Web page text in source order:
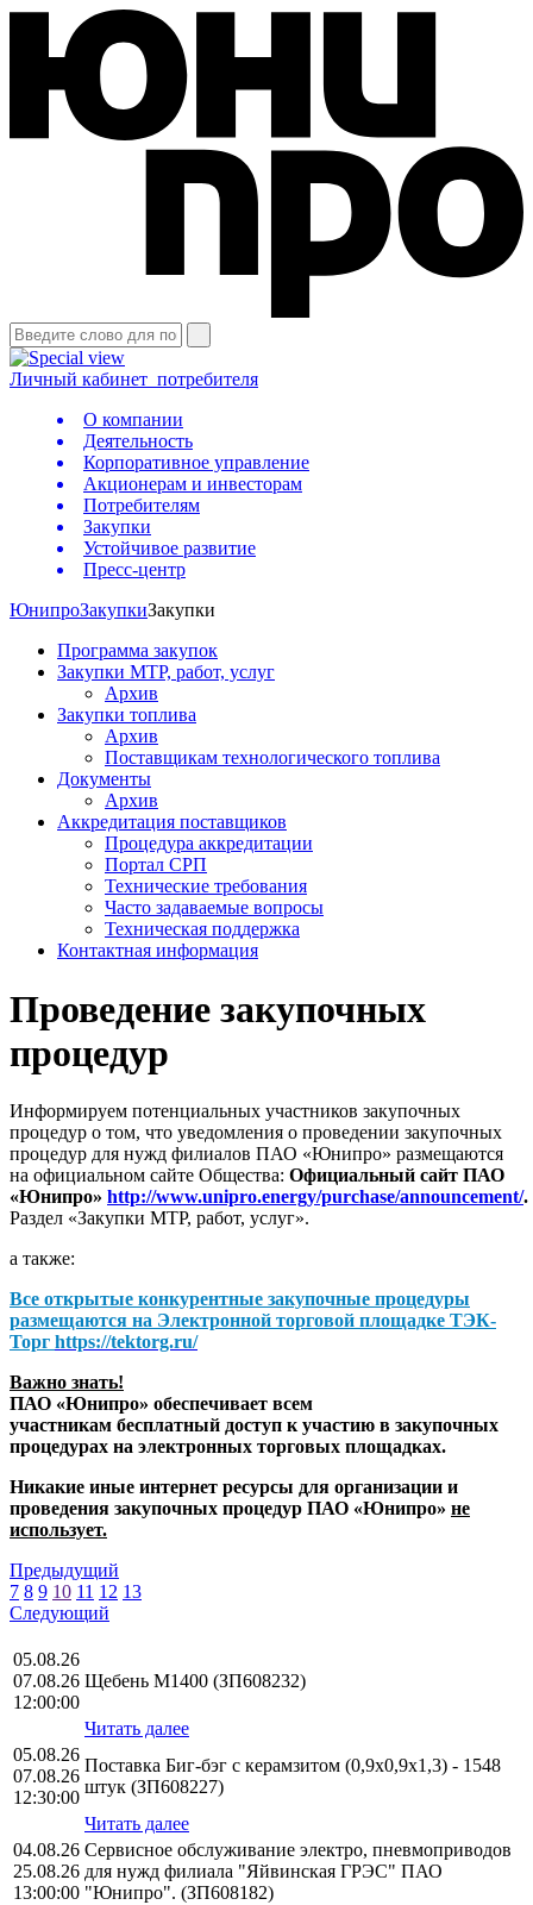
Личный кабинет потребителя
О компании
Деятельность
Корпоративное управление
Акционерам и инвесторам
Потребителям
Закупки
Устойчивое развитие
Пресс-центр
ЮнипроЗакупкиЗакупки
Программа закупок
Закупки МТР, работ, услуг
Архив
Закупки топлива
Архив
Поставщикам технологического топлива
Документы
Архив
Аккредитация поставщиков
Процедура аккредитации
Портал СРП
Технические требования
Часто задаваемые вопросы
Техническая поддержка
Контактная информация
Проведение закупочных
процедур
Информируем потенциальных участников закупочных
процедур о том, что уведомления о проведении закупочных
процедур для нужд филиалов ПАО «Юнипро» размещаются
на официальном сайте Общества: Официальный сайт ПАО
«Юнипро» http://www.unipro.energy/purchase/announcement/.
Раздел «Закупки МТР, работ, услуг».
а также:
Все открытые конкурентные закупочные процедуры
размещаются на Электронной торговой площадке ТЭК-
Торг https://tektorg.ru/
Важно знать!
ПАО «Юнипро» обеспечивает всем
участникам бесплатный доступ к участию в закупочных
процедурах на электронных торговых площадках.
Никакие иные интернет ресурсы для организации и
проведения закупочных процедур ПАО «Юнипро» не
использует.
Предыдущий
7 8 9 10 11 12 13
Следующий
05.08.26
07.08.26
12:00:00
Щебень М1400 (ЗП608232)
Читать далее
05.08.26
07.08.26
12:30:00
Поставка Биг-бэг с керамзитом (0,9х0,9х1,3) - 1548
штук (ЗП608227)
Читать далее
04.08.26
25.08.26
13:00:00
Сервисное обслуживание электро, пневмоприводов
для нужд филиала "Яйвинская ГРЭС" ПАО
"Юнипро". (ЗП608182)